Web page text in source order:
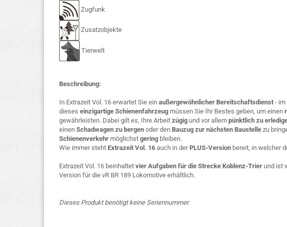
Zugfunk
Zusatzobjekte
Tierwelt
Beschreibung:
In Extrazeit Vol. 16 erwartet Sie ein außergewöhnlicher Bereitschaftsdienst - im
dieses einzigartige Schienenfahrzeug müssen Sie Ihr Bestes geben, um einen
gewährleisten. Dabei gilt es, Ihre Arbeit zügig und vor allem pünktlich zu
einen Schadwagen zu bergen oder den Bauzug zur nächsten Baustelle zu
Schienenverkehr möglichst gering bleiben.
Wie immer steht Extrazeit Vol. 16 auch in derPLUS-Version bereit, in welcher
Extrazeit Vol. 16 beinhaltet vier Aufgaben für die Strecke Koblenz-Trier und ist
Version für die vR BR 189 Lokomotive erhältlich.
Dieses Produkt benötigt keine Seriennummer.